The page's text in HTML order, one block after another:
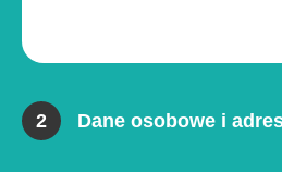
2 Dane osobowe i